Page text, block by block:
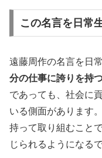
この名言を日常
遠藤周作の名言を日
分の仕事に誇りを持
であっても、社会に
いる側面があります
持って取り組むこと
じられるようになる